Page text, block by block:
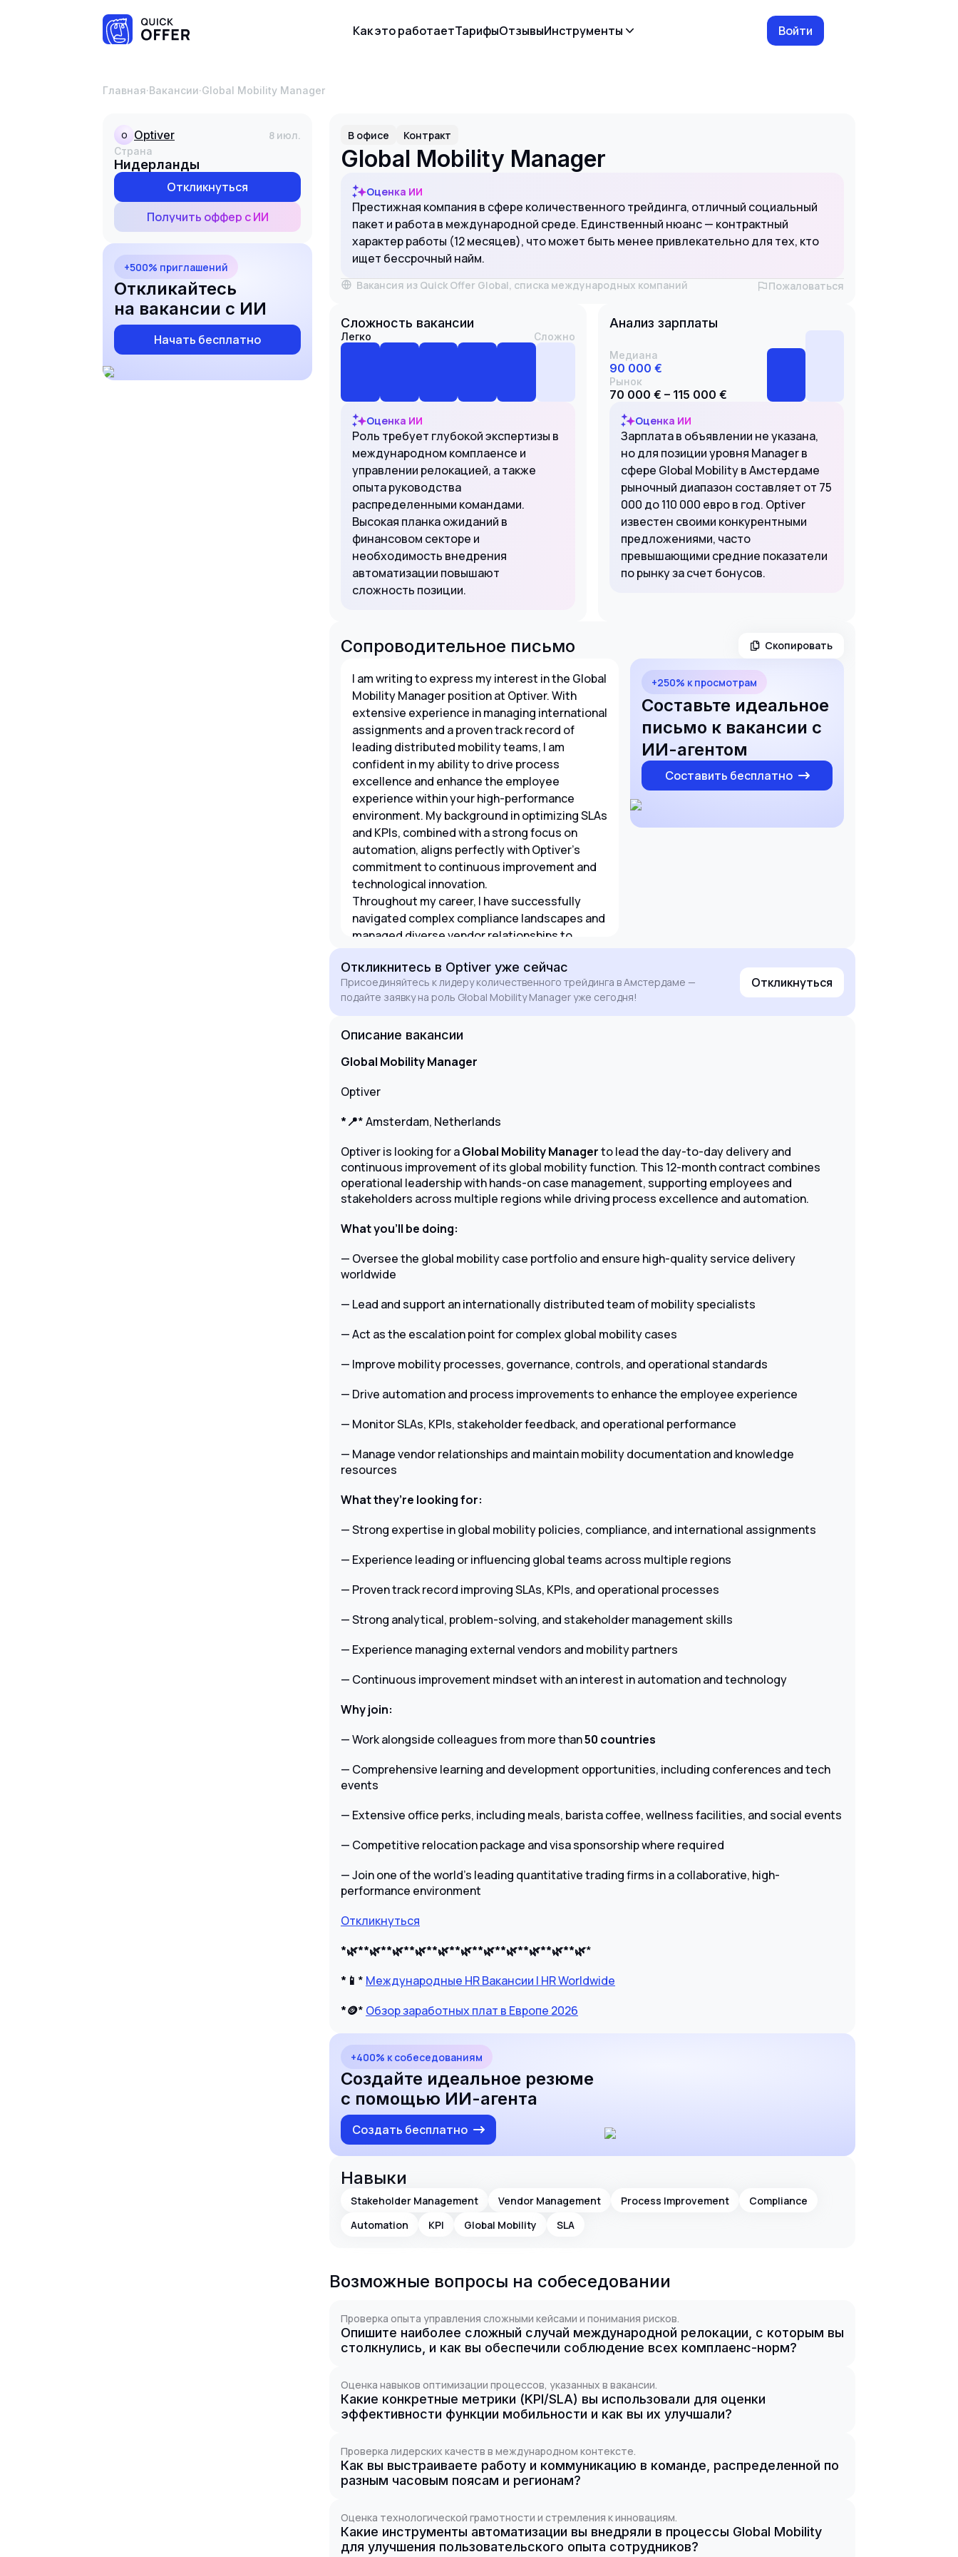
Как это работаетТарифыОтзывыИнструменты Войти
Главная·Вакансии· Global Mobility Manager
O Optiver 8 июл.
Страна
Нидерланды
Откликнуться
Получить оффер с ИИ
+500% приглашений
Откликайтесь
на вакансии с ИИ
Начать бесплатно
В офисе Контракт
Global Mobility Manager
Оценка ИИ
Престижная компания в сфере количественного трейдинга, отличный социальный
пакет и работа в международной среде. Единственный нюанс — контрактный
характер работы (12 месяцев), что может быть менее привлекательно для тех, кто
ищет бессрочный найм.
Вакансия из Quick Offer Global, списка международных компаний Пожаловаться
Сложность вакансии
Легко Сложно
Оценка ИИ
Роль требует глубокой экспертизы в
международном комплаенсе и
управлении релокацией, а также
опыта руководства
распределенными командами.
Высокая планка ожиданий в
финансовом секторе и
необходимость внедрения
автоматизации повышают
сложность позиции.
Анализ зарплаты
Медиана
90 000 €
Рынок
70 000 € – 115 000 €
Оценка ИИ
Зарплата в объявлении не указана,
но для позиции уровня Manager в
сфере Global Mobility в Амстердаме
рыночный диапазон составляет от 75
000 до 110 000 евро в год. Optiver
известен своими конкурентными
предложениями, часто
превышающими средние показатели
по рынку за счет бонусов.
Сопроводительное письмо Скопировать
I am writing to express my interest in the Global
Mobility Manager position at Optiver. With
extensive experience in managing international
assignments and a proven track record of
leading distributed mobility teams, I am
confident in my ability to drive process
excellence and enhance the employee
experience within your high-performance
environment. My background in optimizing SLAs
and KPIs, combined with a strong focus on
automation, aligns perfectly with Optiver's
commitment to continuous improvement and
technological innovation.
Throughout my career, I have successfully
navigated complex compliance landscapes and
managed diverse vendor relationships to
particularly drawn to Optiver's collaborative
culture and the opportunity to support a
workforce representing over 50 countries. I am
skills and stakeholder management expertise
to your team in Amsterdam to further elevate
your global mobility function.
+250% к просмотрам
Составьте идеальное
письмо к вакансии с
ИИ-агентом
Составить бесплатно
Откликнитесь в Optiver уже сейчас
Присоединяйтесь к лидеру количественного трейдинга в Амстердаме —
подайте заявку на роль Global Mobility Manager уже сегодня!
Откликнуться
Описание вакансии
Global Mobility Manager
Optiver
*📍* Amsterdam, Netherlands
Optiver is looking for aGlobal Mobility Managerto lead the day-to-day delivery and
continuous improvement of its global mobility function. This 12-month contract combines
operational leadership with hands-on case management, supporting employees and
stakeholders across multiple regions while driving process excellence and automation.
What you’ll be doing:
— Oversee the global mobility case portfolio and ensure high-quality service delivery
worldwide
— Lead and support an internationally distributed team of mobility specialists
— Act as the escalation point for complex global mobility cases
— Improve mobility processes, governance, controls, and operational standards
— Drive automation and process improvements to enhance the employee experience
— Monitor SLAs, KPIs, stakeholder feedback, and operational performance
— Manage vendor relationships and maintain mobility documentation and knowledge
resources
What they’re looking for:
— Strong expertise in global mobility policies, compliance, and international assignments
— Experience leading or influencing global teams across multiple regions
— Proven track record improving SLAs, KPIs, and operational processes
— Strong analytical, problem-solving, and stakeholder management skills
— Experience managing external vendors and mobility partners
— Continuous improvement mindset with an interest in automation and technology
Why join:
— Work alongside colleagues from more than50 countries
— Comprehensive learning and development opportunities, including conferences and tech
events
— Extensive office perks, including meals, barista coffee, wellness facilities, and social events
— Competitive relocation package and visa sponsorship where required
— Join one of the world’s leading quantitative trading firms in a collaborative, high-
performance environment
Откликнуться
*🌿**🌿**🌿**🌿**🌿**🌿**🌿**🌿**🌿**🌿**🌿*
*📱 * Международные HR Вакансии | HR Worldwide
*🪙* Обзор заработных плат в Европе 2026
+400% к собеседованиям
Создайте идеальное резюме
с помощью ИИ-агента
Создать бесплатно
Навыки
Stakeholder Management Vendor Management Process Improvement
Compliance
Automation
KPI Global Mobility SLA
Возможные вопросы на собеседовании
Проверка опыта управления сложными кейсами и понимания рисков.
Опишите наиболее сложный случай международной релокации, с которым вы
столкнулись, и как вы обеспечили соблюдение всех комплаенс-норм?
Оценка навыков оптимизации процессов, указанных в вакансии.
Какие конкретные метрики (KPI/SLA) вы использовали для оценки
эффективности функции мобильности и как вы их улучшали?
Проверка лидерских качеств в международном контексте.
Как вы выстраиваете работу и коммуникацию в команде, распределенной по
разным часовым поясам и регионам?
Оценка технологической грамотности и стремления к инновациям.
Какие инструменты автоматизации вы внедряли в процессы Global Mobility
для улучшения пользовательского опыта сотрудников?